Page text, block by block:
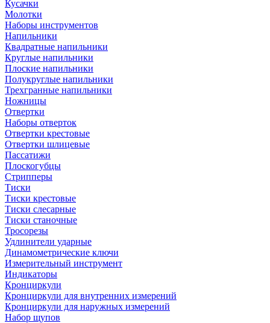
Кусачки
Молотки
Наборы инструментов
Напильники
Квадратные напильники
Круглые напильники
Плоские напильники
Полукруглые напильники
Трехгранные напильники
Ножницы
Отвертки
Наборы отверток
Отвертки крестовые
Отвертки шлицевые
Пассатижи
Плоскогубцы
Стрипперы
Тиски
Тиски крестовые
Тиски слесарные
Тиски станочные
Тросорезы
Удлинители ударные
Динамометрические ключи
Измерительный инструмент
Индикаторы
Кронциркули
Кронциркули для внутренних измерений
Кронциркули для наружных измерений
Набор щупов